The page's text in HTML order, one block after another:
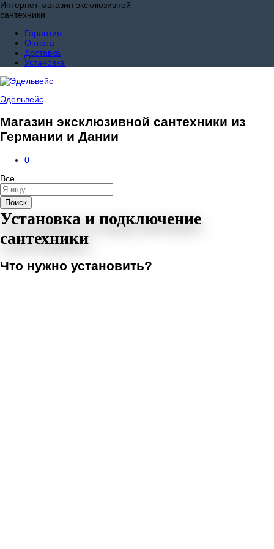
Интернет-магазин эксклюзивной
сантехники
Гарантия
Оплата
Доставка
Установка
Эдельвейс
Магазин эксклюзивной сантехники из
Германии и Дании
0
Все
Поиск
Установка и подключение
сантехники
Что нужно установить?